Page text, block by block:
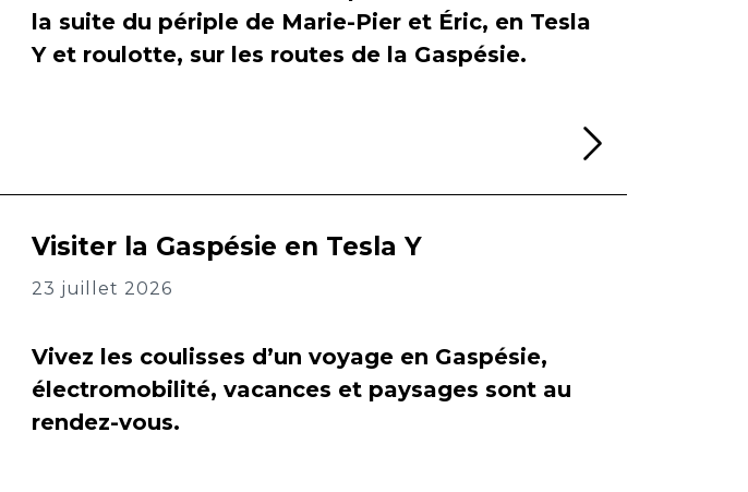
la suite du périple de Marie-Pier et Éric, en Tesla
Y et roulotte, sur les routes de la Gaspésie.
Visiter la Gaspésie en Tesla Y
23 juillet 2026
Vivez les coulisses d’un voyage en Gaspésie,
électromobilité, vacances et paysages sont au
rendez-vous.